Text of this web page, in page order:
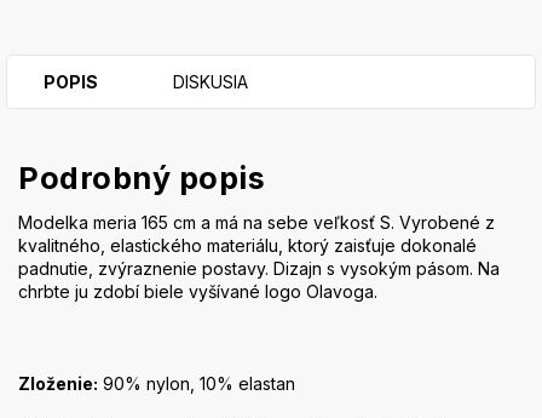
POPIS DISKUSIA
Podrobný popis
Modelka meria 165 cm a má na sebe veľkosť S. Vyrobené z
kvalitného, elastického materiálu, ktorý zaisťuje dokonalé
padnutie, zvýraznenie postavy. Dizajn s vysokým pásom. Na
chrbte ju zdobí biele vyšívané logo Olavoga.
Zloženie: 90% nylon, 10% elastan